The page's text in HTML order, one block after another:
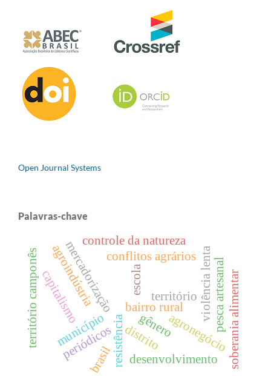
Open Journal Systems
Palavras-chave
município distrito
bairro rural
escola
resistência
conflitos agrários
agronegócio
mercadorização
controle da natureza
capitalismo
território camponês violência lenta
agroindústria soberania alimentar
território
gênero pesca artesanal
desenvolvimento
periódicos
brasil